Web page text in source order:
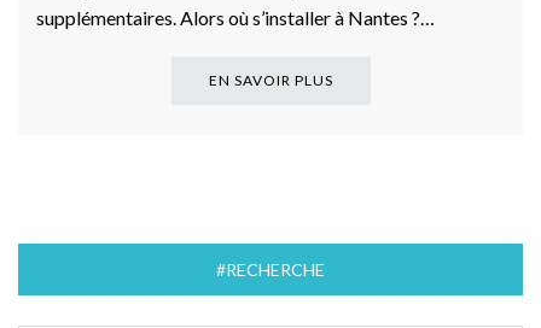
supplémentaires. Alors où s’installer à Nantes ?…
EN SAVOIR PLUS
#RECHERCHE